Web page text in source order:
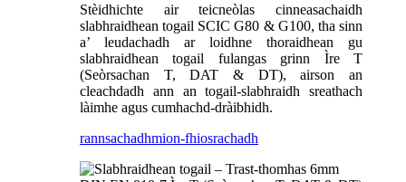
Stèidhichte air teicneòlas cinneasachaidh
slabhraidhean togail SCIC G80 & G100, tha sinn
a’ leudachadh ar loidhne thoraidhean gu
slabhraidhean togail fulangas grinn Ìre T
(Seòrsachan T, DAT & DT), airson an
cleachdadh ann an togail-slabhraidh sreathach
làimhe agus cumhachd-dràibhidh.
rannsachadhmion-fhiosrachadh